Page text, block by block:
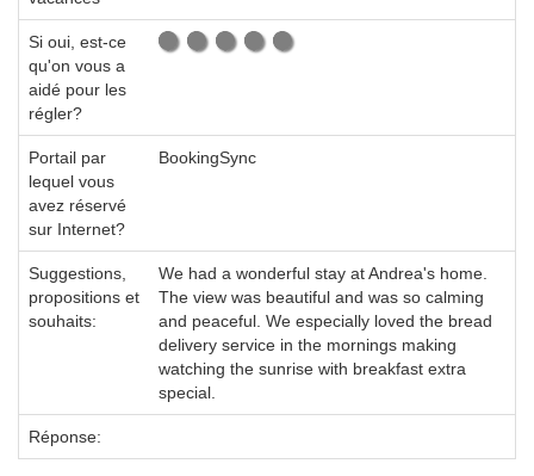
Si oui, est-ce
qu'on vous a
aidé pour les
régler?
Portail par
lequel vous
avez réservé
sur Internet?
BookingSync
Suggestions,
propositions et
souhaits:
We had a wonderful stay at Andrea's home.
The view was beautiful and was so calming
and peaceful. We especially loved the bread
delivery service in the mornings making
watching the sunrise with breakfast extra
special.
Réponse: